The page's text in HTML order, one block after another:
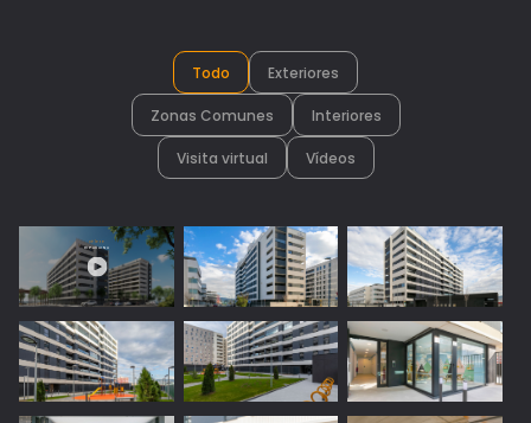
Todo Exteriores
Zonas Comunes Interiores
Visita virtual Vídeos